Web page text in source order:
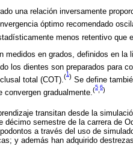
una relación inversamente
óptimo recomendado
menos retentivo que
medidos en grados, definidos en
los dientes son preparados para
total (COT). (1) Se define
gradualmente. (5 6)
transitan desde la
décimo semestre de la carrera de
a través del uso de
y además han adquirido